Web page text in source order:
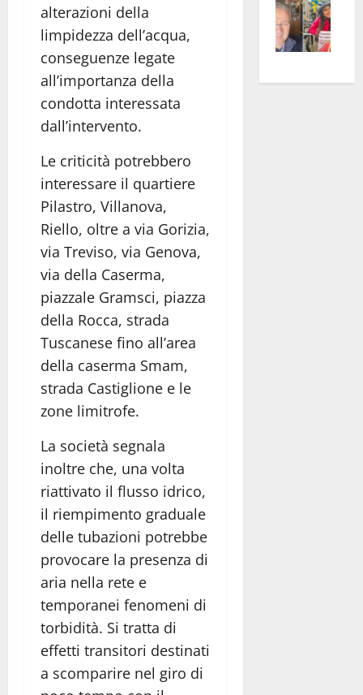
alterazioni della
limpidezza dell’acqua,
conseguenze legate
all’importanza della
condotta interessata
dall’intervento.
Le criticità potrebbero
interessare il quartiere
Pilastro, Villanova,
Riello, oltre a via Gorizia,
via Treviso, via Genova,
via della Caserma,
piazzale Gramsci, piazza
della Rocca, strada
Tuscanese fino all’area
della caserma Smam,
strada Castiglione e le
zone limitrofe.
La società segnala
inoltre che, una volta
riattivato il flusso idrico,
il riempimento graduale
delle tubazioni potrebbe
provocare la presenza di
aria nella rete e
temporanei fenomeni di
torbidità. Si tratta di
effetti transitori destinati
a scomparire nel giro di
euro